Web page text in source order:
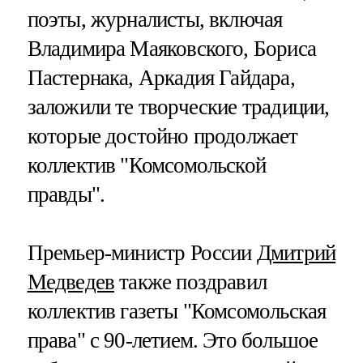
поэты, журналисты, включая
Владимира Маяковского, Бориса
Пастернака, Аркадия Гайдара,
заложили те творческие традиции,
которые достойно продолжает
коллектив "Комсомольской
правды".
Премьер-министр России Дмитрий
Медведев также поздравил
коллектив газеты "Комсомольская
права" с 90-летием. Это большое